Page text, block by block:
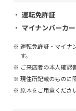
運転免許証
マイナンバーカ
運転免許証・マイナ
す。
ご来店者の本人確認
現住所記載のものに
原本をご用意くださ